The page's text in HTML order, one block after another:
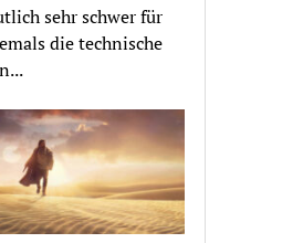
sehr schwer für
die technische